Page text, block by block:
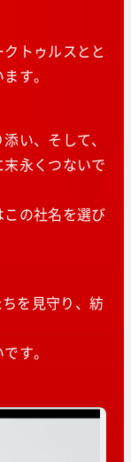
トゥルスとと
す。
い、そして、
永くつないで
の社名を選び
を見守り、紡
す。